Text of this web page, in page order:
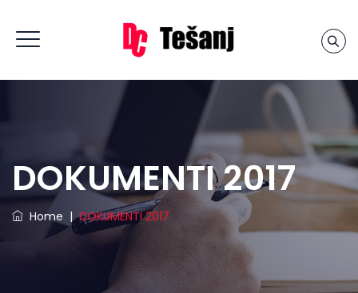
DOKUMENTI 2017
Home |DOKUMENTI 2017